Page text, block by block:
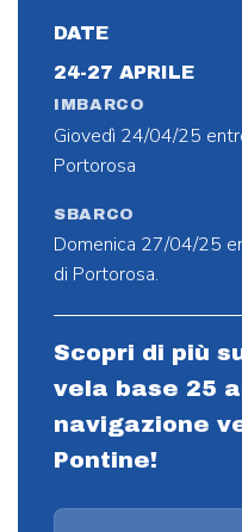
DATE
24-27 APRILE
IMBARCO
Giovedì 24/04/25
Portorosa
SBARCO
Domenica 27/04/25
di Portorosa.
Scopri di più
vela base 25
navigazione
Pontine!